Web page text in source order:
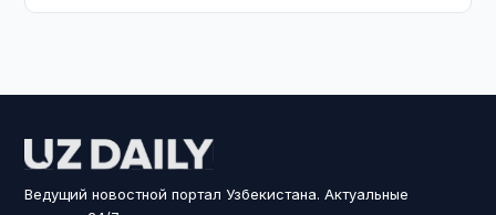
Ведущий новостной портал Узбекистана. Актуальные